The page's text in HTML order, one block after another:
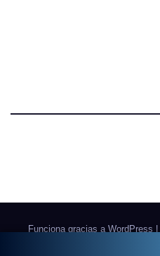
Funciona gracias a WordPress |